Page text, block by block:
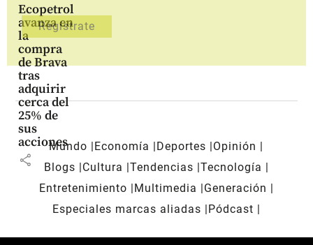
Ecopetrol
avanza en
la
compra
de Brava
tras
adquirir
cerca del
25% de
sus
acciones
share
Mundo Economía Deportes
Opinión
Blogs
Cultura Tendencias Tecnología
Entretenimiento
Multimedia
Generación
Especiales marcas aliadas
Pódcast